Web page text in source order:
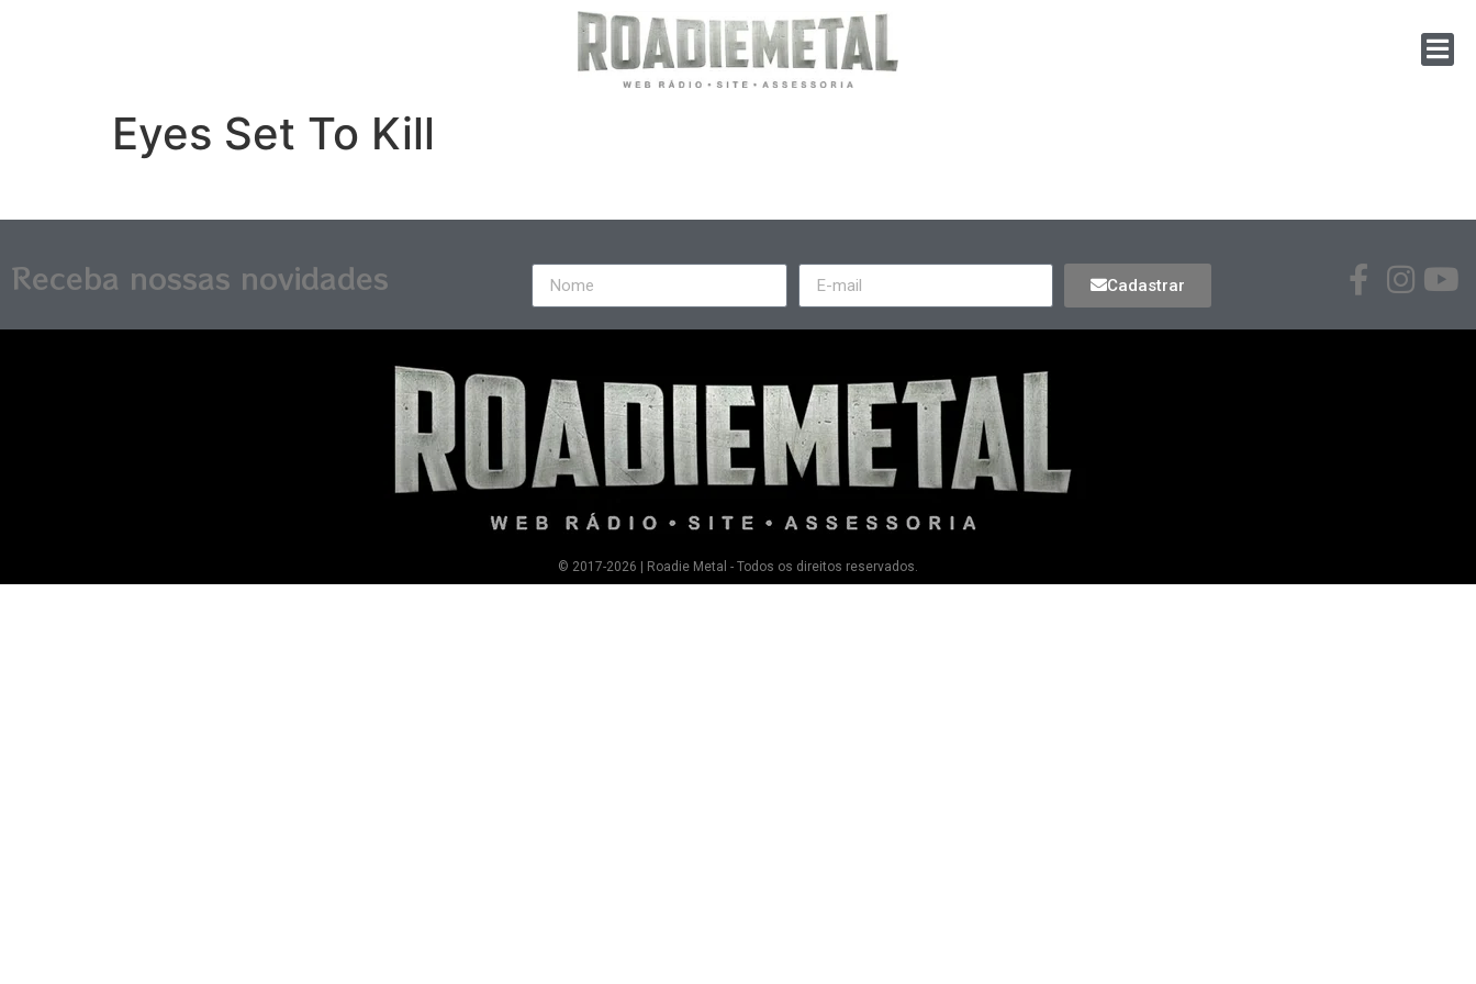
Eyes Set To Kill
Receba nossas novidades Cadastrar
© 2017-2026 | Roadie Metal - Todos os direitos reservados.